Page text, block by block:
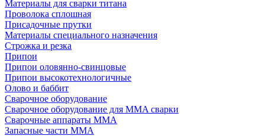
Материалы для сварки титана
Проволока сплошная
Присадочные прутки
Материалы специального назначения
Строжка и резка
Припои
Припои оловянно-свинцовые
Припои высокотехнологичные
Олово и баббит
Сварочное оборудование
Сварочное оборудование для MMA сварки
Сварочные аппараты MMA
Запасные части MMA